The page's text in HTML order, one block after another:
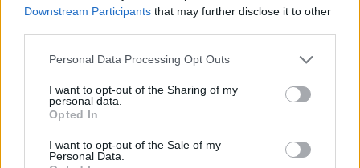
Downstream Participants that may further disclose it to other
Personal Data Processing Opt Outs
I want to opt-out of the Sharing of my
personal data.
Opted In
I want to opt-out of the Sale of my
Personal Data.